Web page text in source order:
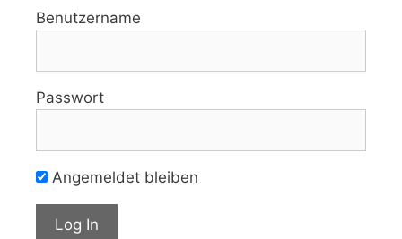
Benutzername
Passwort
Angemeldet bleiben